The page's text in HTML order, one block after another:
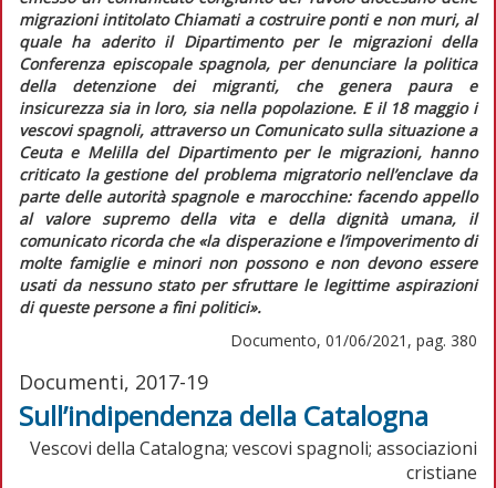
migrazioni intitolato Chiamati a costruire ponti e non muri, al
quale ha aderito il Dipartimento per le migrazioni della
Conferenza episcopale spagnola, per denunciare la politica
della detenzione dei migranti, che genera paura e
insicurezza sia in loro, sia nella popolazione. E il 18 maggio i
vescovi spagnoli, attraverso un Comunicato sulla situazione a
Ceuta e Melilla del Dipartimento per le migrazioni, hanno
criticato la gestione del problema migratorio nell’enclaveda
parte delle autorità spagnole e marocchine: facendo appello
al valore supremo della vita e della dignità umana, il
comunicato ricorda che«la disperazione e l’impoverimento di
molte famiglie e minori non possono e non devono essere
usati da nessuno stato per sfruttare le legittime aspirazioni
di queste persone a fini politici».
Documento, 01/06/2021, pag. 380
Documenti, 2017-19
Sull’indipendenza della Catalogna
Vescovi della Catalogna; vescovi spagnoli; associazioni
cristiane